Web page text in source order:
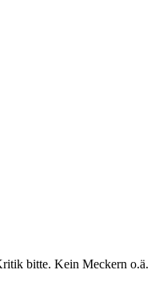
bitte. Kein Meckern o.ä.